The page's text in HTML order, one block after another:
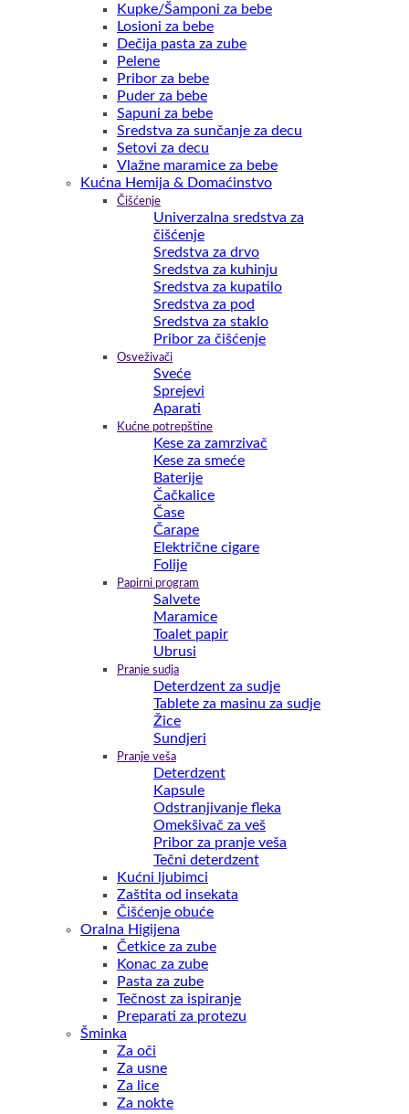
Kupke/Šamponi za bebe
Losioni za bebe
Dečija pasta za zube
Pelene
Pribor za bebe
Puder za bebe
Sapuni za bebe
Sredstva za sunčanje za decu
Setovi za decu
Vlažne maramice za bebe
Kućna Hemija & Domaćinstvo
Čišćenje
Univerzalna sredstva za
čišćenje
Sredstva za drvo
Sredstva za kuhinju
Sredstva za kupatilo
Sredstva za pod
Sredstva za staklo
Pribor za čišćenje
Osveživači
Sveće
Sprejevi
Aparati
Kućne potrepštine
Kese za zamrzivač
Kese za smeće
Baterije
Čačkalice
Čase
Čarape
Električne cigare
Folije
Papirni program
Salvete
Maramice
Toalet papir
Ubrusi
Pranje sudja
Deterdzent za sudje
Tablete za masinu za sudje
Žice
Sundjeri
Pranje veša
Deterdzent
Kapsule
Odstranjivanje fleka
Omekšivač za veš
Pribor za pranje veša
Tečni deterdzent
Kućni ljubimci
Zaštita od insekata
Čišćenje obuće
Oralna Higijena
Četkice za zube
Konac za zube
Pasta za zube
Tečnost za ispiranje
Preparati za protezu
Šminka
Za oči
Za usne
Za lice
Za nokte